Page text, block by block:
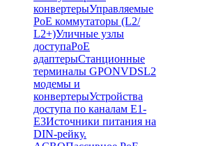
конвертерыУправляемые
PoE коммутаторы (L2/
L2+)Уличные узлы
доступаPoE
адаптерыСтанционные
терминалы GPONVDSL2
модемы и
конвертерыУстройства
доступа по каналам E1-
E3Источники питания на
DIN-рейку.